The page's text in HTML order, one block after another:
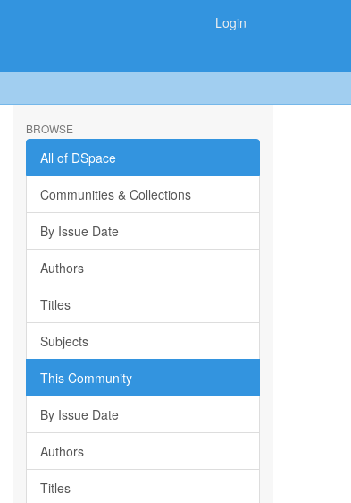
Login
BROWSE
All of DSpace
Communities & Collections
By Issue Date
Authors
Titles
Subjects
This Community
By Issue Date
Authors
Titles